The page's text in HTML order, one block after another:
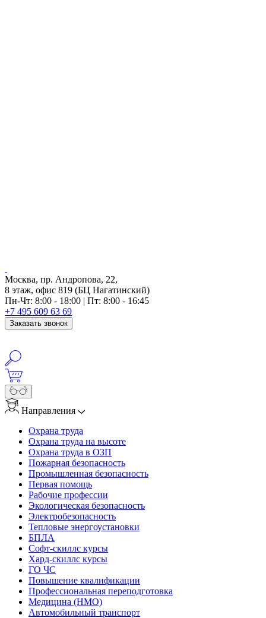
Москва, пр. Андропова, 22,
8 этаж, офис 819 (БЦ Нагатинский)
Пн-Чт: 8:00 - 18:00 | Пт: 8:00 - 16:45
+7 495 609 63 69
Заказать звонок
Направления
Охрана труда
Охрана труда на высоте
Охрана труда в ОЗП
Пожарная безопасность
Промышленная безопасность
Первая помощь
Рабочие профессии
Экологическая безопасность
Электробезопасность
Тепловые энергоустановки
БПЛА
Софт-скиллс курсы
Хард-скиллс курсы
ГО ЧС
Повышение квалификации
Профессиональная переподготовка
Медицина (НМО)
Автомобильный транспорт